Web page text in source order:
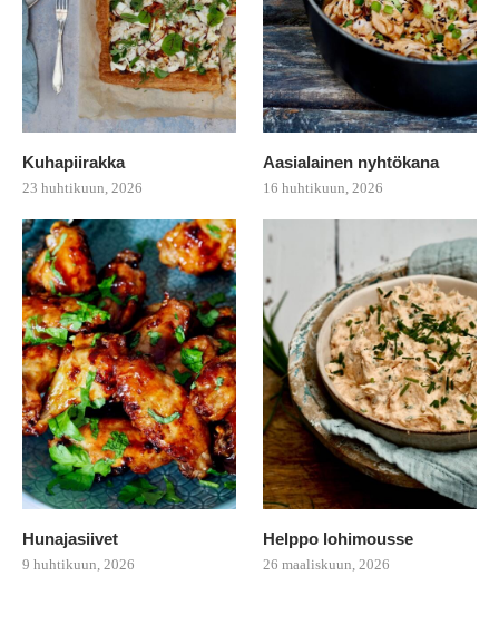
Kuhapiirakka
23 huhtikuun, 2026
Aasialainen nyhtökana
16 huhtikuun, 2026
Hunajasiivet
9 huhtikuun, 2026
Helppo lohimousse
26 maaliskuun, 2026